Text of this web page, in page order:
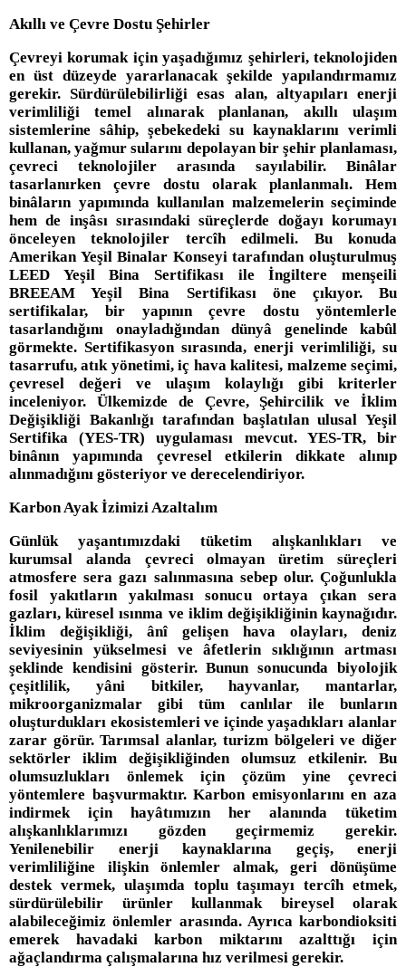
Akıllı ve Çevre Dostu Şehirler
Çevreyi korumak için yaşadığımız şehirleri, teknolojiden
en üst düzeyde yararlanacak şekilde yapılandırmamız
gerekir. Sürdürülebilirliği esas alan, altyapıları enerji
verimliliği temel alınarak planlanan, akıllı ulaşım
sistemlerine sâhip, şebekedeki su kaynaklarını verimli
kullanan, yağmur sularını depolayan bir şehir planlaması,
çevreci teknolojiler arasında sayılabilir. Binâlar
tasarlanırken çevre dostu olarak planlanmalı. Hem
binâların yapımında kullanılan malzemelerin seçiminde
hem de inşâsı sırasındaki süreçlerde doğayı korumayı
önceleyen teknolojiler tercîh edilmeli. Bu konuda
Amerikan Yeşil Binalar Konseyi tarafından oluşturulmuş
LEED Yeşil Bina Sertifikası ile İngiltere menşeili
BREEAM Yeşil Bina Sertifikası öne çıkıyor. Bu
sertifikalar, bir yapının çevre dostu yöntemlerle
tasarlandığını onayladığından dünyâ genelinde kabûl
görmekte. Sertifikasyon sırasında, enerji verimliliği, su
tasarrufu, atık yönetimi, iç hava kalitesi, malzeme seçimi,
çevresel değeri ve ulaşım kolaylığı gibi kriterler
inceleniyor. Ülkemizde de Çevre, Şehircilik ve İklim
Değişikliği Bakanlığı tarafından başlatılan ulusal Yeşil
Sertifika (YES-TR) uygulaması mevcut. YES-TR, bir
binânın yapımında çevresel etkilerin dikkate alınıp
alınmadığını gösteriyor ve derecelendiriyor.
Karbon Ayak İzimizi Azaltalım
Günlük yaşantımızdaki tüketim alışkanlıkları ve
kurumsal alanda çevreci olmayan üretim süreçleri
atmosfere sera gazı salınmasına sebep olur. Çoğunlukla
fosil yakıtların yakılması sonucu ortaya çıkan sera
gazları, küresel ısınma ve iklim değişikliğinin kaynağıdır.
İklim değişikliği, ânî gelişen hava olayları, deniz
seviyesinin yükselmesi ve âfetlerin sıklığının artması
şeklinde kendisini gösterir. Bunun sonucunda biyolojik
çeşitlilik, yâni bitkiler, hayvanlar, mantarlar,
mikroorganizmalar gibi tüm canlılar ile bunların
oluşturdukları ekosistemleri ve içinde yaşadıkları alanlar
zarar görür. Tarımsal alanlar, turizm bölgeleri ve diğer
sektörler iklim değişikliğinden olumsuz etkilenir. Bu
olumsuzlukları önlemek için çözüm yine çevreci
yöntemlere başvurmaktır. Karbon emisyonlarını en aza
indirmek için hayâtımızın her alanında tüketim
alışkanlıklarımızı gözden geçirmemiz gerekir.
Yenilenebilir enerji kaynaklarına geçiş, enerji
verimliliğine ilişkin önlemler almak, geri dönüşüme
destek vermek, ulaşımda toplu taşımayı tercîh etmek,
sürdürülebilir ürünler kullanmak bireysel olarak
alabileceğimiz önlemler arasında. Ayrıca karbondioksiti
emerek havadaki karbon miktarını azalttığı için
ağaçlandırma çalışmalarına hız verilmesi gerekir.